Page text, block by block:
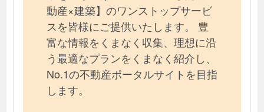
動産×建築】のワンストップサービ
スを皆様にご提供いたします。 豊
富な情報をくまなく収集、理想に沿
う最適なプランをくまなく紹介し、
No.1の不動産ポータルサイトを目指
します。